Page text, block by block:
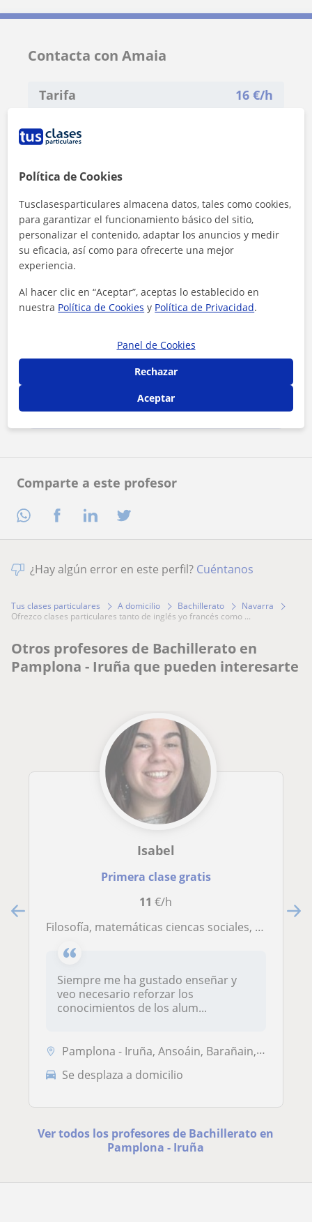
Comparte a este profesor
Contacta con Amaia
Tarifa 16 €/h
1ª clase gratis
Al hacer clic, aceptas nuestroaviso legal
Contactar ahora
¿Hay algún error en este perfil? Cuéntanos
Tus clases particulares A domicilio Bachillerato
Navarra
ofrezco clases particulares tanto de inglés yo francés como ...
Otros profesores de Bachillerato en
Pamplona - Iruña que pueden interesarte
Isabel
Primera clase gratis
11 €/h
Filosofía, matemáticas ciencas sociales, inglés, lengua castellana, valenciano
Siempre me ha gustado enseñar y
veo necesario reforzar los
conocimientos de los alum...
Pamplona - Iruña, Ansoáin, Barañain, Burlada - Burlata
Se desplaza a domicilio
Ver todos los profesores de Bachillerato en
Pamplona - Iruña
Política de Cookies
Tusclasesparticulares almacena datos, tales como cookies,
para garantizar el funcionamiento básico del sitio,
personalizar el contenido, adaptar los anuncios y medir
su eficacia, así como para ofrecerte una mejor
experiencia.
Al hacer clic en “Aceptar”, aceptas lo establecido en
nuestra Política de Cookies y Política de Privacidad.
Panel de Cookies
Rechazar
Aceptar